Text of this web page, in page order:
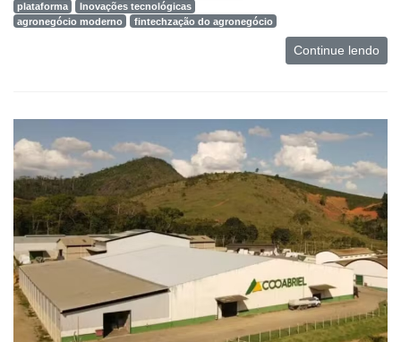
plataforma
Inovações tecnológicas
agronegócio moderno
fintechzação do agronegócio
Continue lendo